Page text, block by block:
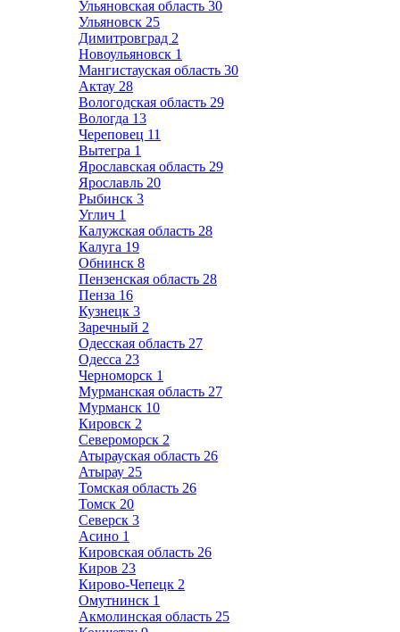
Ульяновская область 30
Ульяновск 25
Димитровград 2
Новоульяновск 1
Мангистауская область 30
Актау 28
Вологодская область 29
Вологда 13
Череповец 11
Вытегра 1
Ярославская область 29
Ярославль 20
Рыбинск 3
Углич 1
Калужская область 28
Калуга 19
Обнинск 8
Пензенская область 28
Пенза 16
Кузнецк 3
Заречный 2
Одесская область 27
Одесса 23
Черноморск 1
Мурманская область 27
Мурманск 10
Кировск 2
Североморск 2
Атырауская область 26
Атырау 25
Томская область 26
Томск 20
Северск 3
Асино 1
Кировская область 26
Киров 23
Кирово-Чепецк 2
Омутнинск 1
Акмолинская область 25